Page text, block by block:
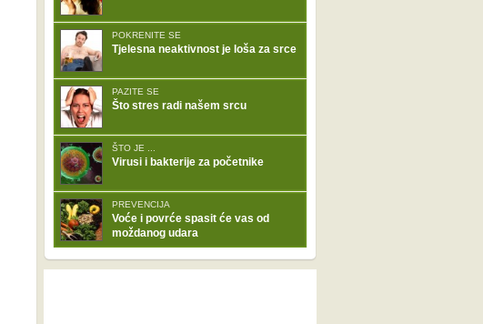
POKRENITE SE
Tjelesna neaktivnost je loša za srce
PAZITE SE
Što stres radi našem srcu
ŠTO JE ...
Virusi i bakterije za početnike
PREVENCIJA
Voće i povrće spasit će vas od
moždanog udara